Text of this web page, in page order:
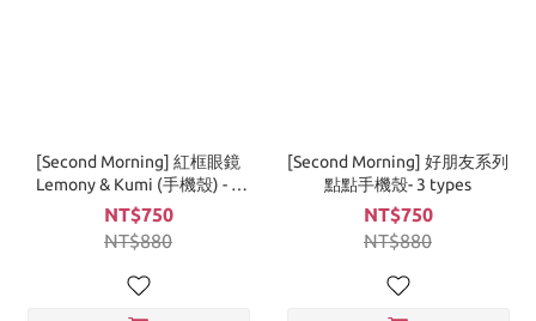
[Second Morning] 紅框眼鏡
Lemony & Kumi (手機殼) - 2
types
NT$750
NT$880
[Second Morning] 好朋友系列
點點手機殼- 3 types
NT$750
NT$880